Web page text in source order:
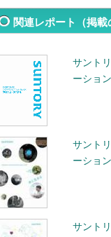
関連レポート（掲載
サント
ーショ
サント
ーショ
サント